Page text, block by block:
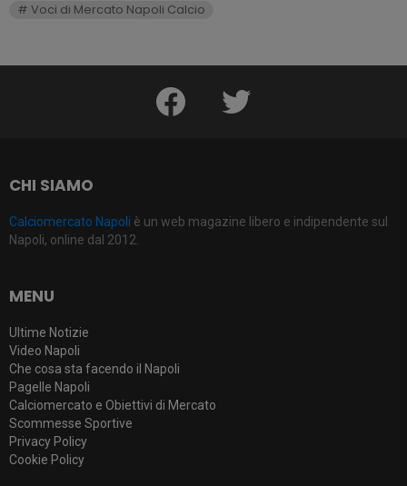
Voci di Mercato Napoli Calcio
facebook twitter
CHI SIAMO
Calciomercato Napoli è un web magazine libero e indipendente sul
Napoli, online dal 2012.
MENU
Ultime Notizie
Video Napoli
Che cosa sta facendo il Napoli
Pagelle Napoli
Calciomercato e Obiettivi di Mercato
Scommesse Sportive
Privacy Policy
Cookie Policy